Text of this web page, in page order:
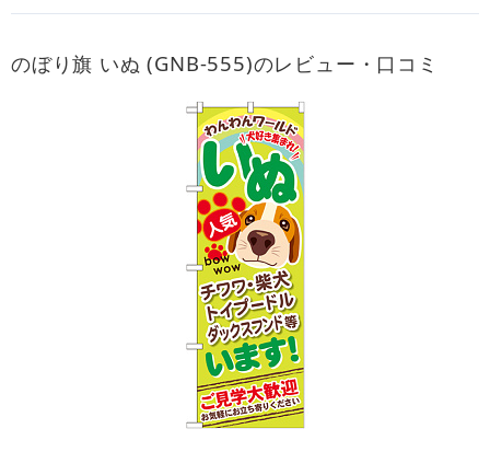
のぼり旗 いぬ (GNB-555)のレビュー・口コミ